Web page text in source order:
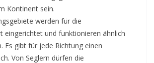
Kontinent sein.
werden für die
eingerichtet und funktionieren ähnlich
Es gibt für jede Richtung einen
Von Seglern dürfen die